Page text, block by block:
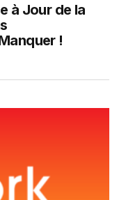
à Jour de la
!